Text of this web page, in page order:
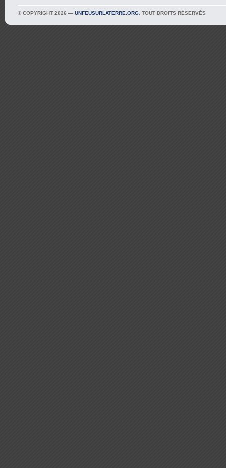
© COPYRIGHT 2026 — UNFEUSURLATERRE.ORG . TOUT DROITS RÉSERVÉS